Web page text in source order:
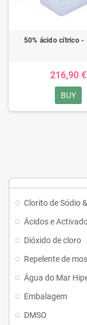
Clorito de Sódio
Ácidos e
Dióxido de cloro
Repelente de
Água do Mar
Embalagem
DMSO
50% ácido cítrico -
216,90 €
BUY